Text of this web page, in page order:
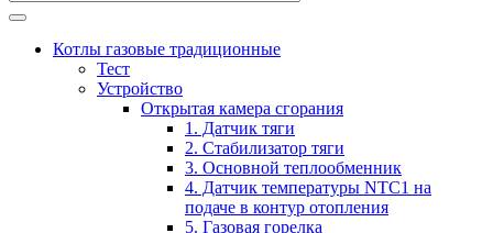
Котлы газовые традиционные
Тест
Устройство
Открытая камера сгорания
1. Датчик тяги
2. Стабилизатор тяги
3. Основной теплообменник
4. Датчик температуры NTC1 на
подаче в контур отопления
5. Газовая горелка